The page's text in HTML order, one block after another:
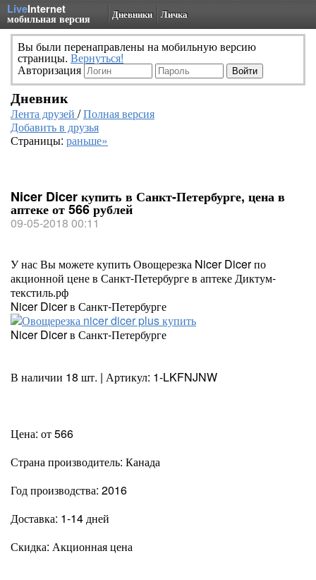
LiveInternet
мобильная версия Дневники Личка
Вы были перенаправлены на мобильную версию
страницы. Вернуться!
Авторизация
Дневник
Лента друзей /Полная версия
Добавить в друзья
Страницы: раньше»
Nicer Dicer купить в Санкт-Петербурге, цена в
аптеке от 566 рублей
09-05-2018 00:11
У нас Вы можете купить Овощерезка Nicer Dicer по
акционной цене в Санкт-Петербурге в аптеке Диктум-
текстиль.рф
Nicer Dicer в Санкт-Петербурге
Nicer Dicer в Санкт-Петербурге
В наличии 18 шт. | Артикул: 1-LKFNJNW
Цена: от 566
Страна производитель: Канада
Год производства: 2016
Доставка: 1-14 дней
Скидка: Акционная цена